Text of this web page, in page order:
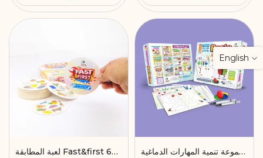
لعبة المطابقة Fast&first 60 بطاقة
مجموعة تنمية المهارات الدماغية Brain Gym - أنشطة تفاعلية للتركيز والانتباه
English